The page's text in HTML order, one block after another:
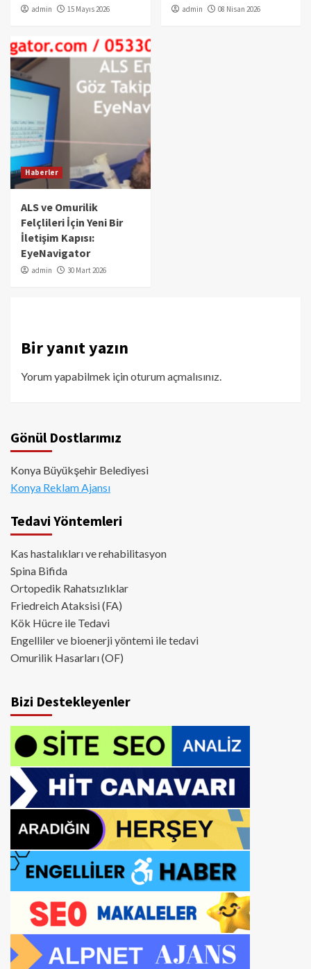
admin 15 Mayıs 2026 admin 08 Nisan 2026
Haberler
ALS ve Omurilik
Felçlileri İçin Yeni Bir
İletişim Kapısı:
EyeNavigator
admin 30 Mart 2026
Bir yanıt yazın
Yorum yapabilmek içinoturum açmalısınız.
Gönül Dostlarımız
Konya Büyükşehir Belediyesi
Konya Reklam Ajansı
Tedavi Yöntemleri
Kas hastalıkları ve rehabilitasyon
Spina Bifida
Ortopedik Rahatsızlıklar
Friedreich Ataksisi (FA)
Kök Hücre ile Tedavi
Engelliler ve bioenerji yöntemi ile tedavi
Omurilik Hasarları (OF)
Bizi Destekleyenler